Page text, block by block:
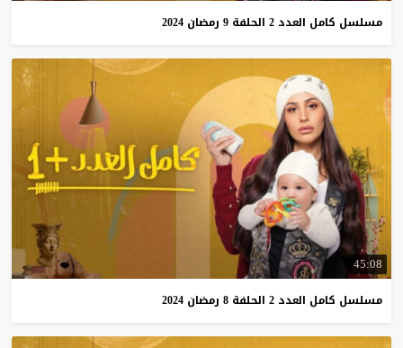
مسلسل كامل العدد 2 الحلفة 9 رمضان 2024
45:08
مسلسل كامل العدد 2 الحلفة 8 رمضان 2024